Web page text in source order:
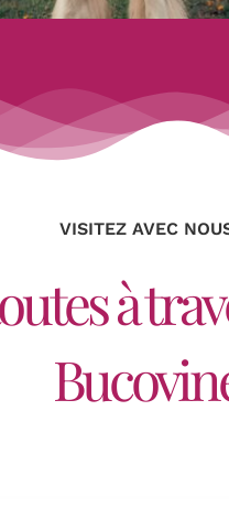
VISITEZ AVEC
à